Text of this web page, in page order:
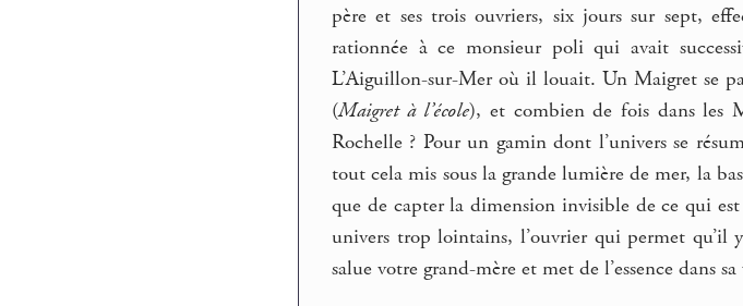
père et ses trois ouvriers, six jours sur sept,
rationnée à ce monsieur poli qui avait
L’Aiguillon-sur-Mer où il louait. Un Maigret se
(Maigret à l’école), et combien de fois dans les
Rochelle ? Pour un gamin dont l’univers se
tout cela mis sous la grande lumière de mer, la
que de capter la dimension invisible de ce qui
univers trop lointains, l’ouvrier qui permet qu’il
salue votre grand-mère et met de l’essence dans